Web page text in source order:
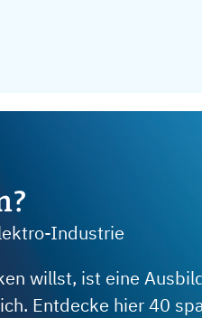
Industrie
willst, ist eine
Entdecke hier 40